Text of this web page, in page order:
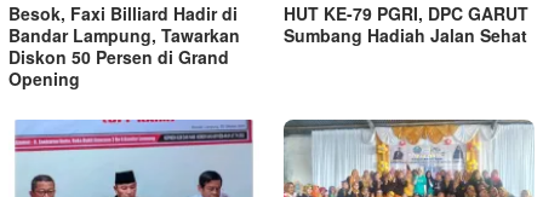
Besok, Faxi Billiard Hadir di
Bandar Lampung, Tawarkan
Diskon 50 Persen di Grand
Opening
HUT KE-79 PGRI, DPC GARUT
Sumbang Hadiah Jalan Sehat